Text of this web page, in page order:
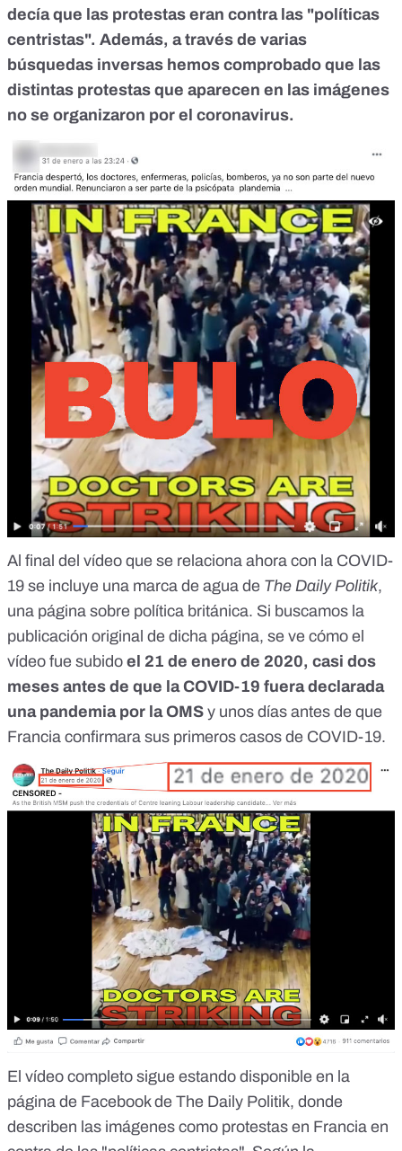
decía que las protestas eran contra las "políticas
centristas". Además, a través de varias
búsquedas inversas hemos comprobado que las
distintas protestas que aparecen en las imágenes
no se organizaron por el coronavirus.
Al final del vídeo que se relaciona ahora con la COVID-
19 se incluye una marca de agua de The Daily Politik,
una página sobre política británica. Si buscamos la
publicación original de dicha página, se ve cómo el
vídeo fue subido el 21 de enero de 2020, casi dos
meses antes de que la COVID-19 fuera declarada
una pandemia por la OMS y unos días antes de que
Francia confirmara sus primeros casos de COVID-19.
El vídeo completo sigue estando disponible en la
página de Facebook de The Daily Politik, donde
describen las imágenes como protestas en Francia en